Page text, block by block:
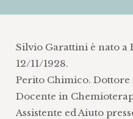
Silvio Garattini è nato a
12/11/1928.
Perito Chimico.
Docente in
Assistente ed Aiuto